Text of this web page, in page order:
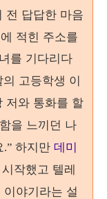
전 답답한 마음
적힌 주소를
를 기다리다
의 고등학생 이
저와 통화를 할
을 느끼던 나
.” 하지만 데미
작했고 텔레
야기라는 설